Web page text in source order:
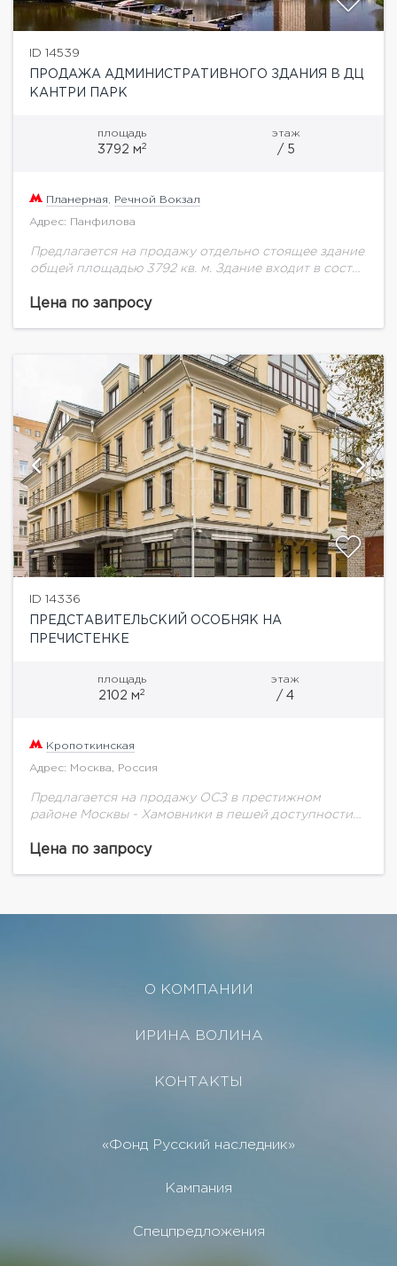
ID 14539
ПРОДАЖА АДМИНИСТРАТИВНОГО ЗДАНИЯ В ДЦ
КАНТРИ ПАРК
площадь
3792 м2
этаж
/ 5
Планерная Речной Вокзал
Адрес: Панфилова
Предлагается на продажу отдельно стоящее здание
общей площадью 3792 кв. м. Здание входит в состав
Парк". Этажность: 5 уровней ( цоколь -...
Цена по запросу
ID 14336
ПРЕДСТАВИТЕЛЬСКИЙ ОСОБНЯК НА
ПРЕЧИСТЕНКЕ
площадь
2102 м2
этаж
/ 4
Кропоткинская
Адрес: Москва, Россия
Предлагается на продажу ОСЗ в престижном
районе Москвы - Хамовники в пешей доступности
является памятником архитектуры. Год постройки -
Цена по запросу
О КОМПАНИИ
ИРИНА ВОЛИНА
КОНТАКТЫ
«Фонд Русский наследник»
Кампания
Спецпредложения